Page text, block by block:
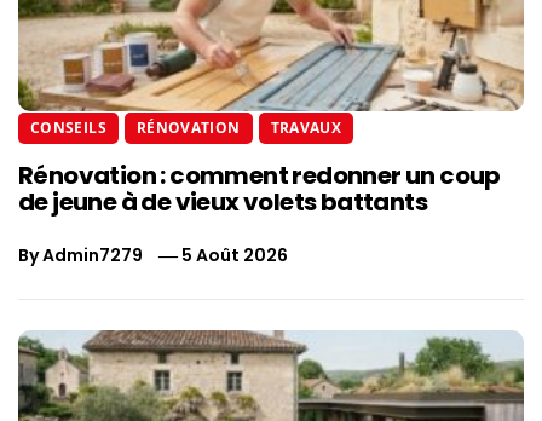
CONSEILS RÉNOVATION TRAVAUX
Rénovation : comment redonner un coup
de jeune à de vieux volets battants
ByAdmin7279 5 Août 2026